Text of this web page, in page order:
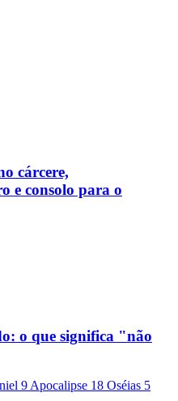
cárcere,
e consolo para o
o que significa "não
9 Apocalipse 18 Oséias 5